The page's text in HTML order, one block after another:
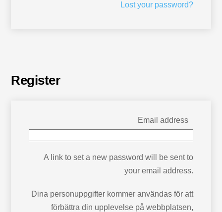
Lost your password?
Register
Email address
A link to set a new password will be sent to
your email address.
Dina personuppgifter kommer användas för att
förbättra din upplevelse på webbplatsen,